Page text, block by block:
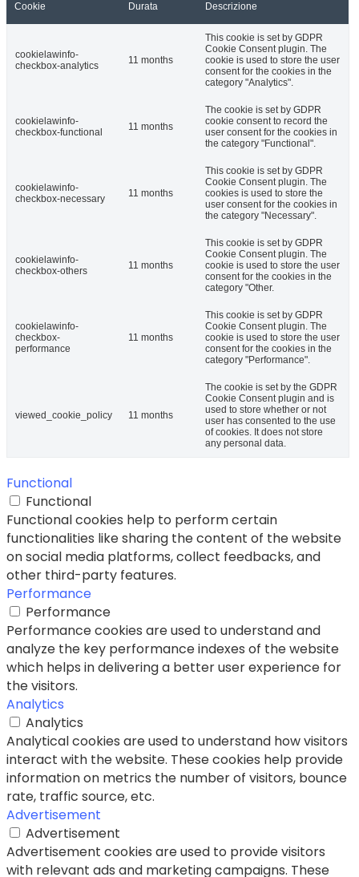
Cookie Durata Descrizione
cookielawinfo-
checkbox-analytics
11 months
This cookie is set by GDPR
Cookie Consent plugin. The
cookie is used to store the user
consent for the cookies in the
category "Analytics".
cookielawinfo-
checkbox-functional
11 months
The cookie is set by GDPR
cookie consent to record the
user consent for the cookies in
the category "Functional".
cookielawinfo-
checkbox-necessary
11 months
This cookie is set by GDPR
Cookie Consent plugin. The
cookies is used to store the
user consent for the cookies in
the category "Necessary".
cookielawinfo-
checkbox-others
11 months
This cookie is set by GDPR
Cookie Consent plugin. The
cookie is used to store the user
consent for the cookies in the
category "Other.
cookielawinfo-
checkbox-
performance
11 months
This cookie is set by GDPR
Cookie Consent plugin. The
cookie is used to store the user
consent for the cookies in the
category "Performance".
viewed_cookie_policy 11 months
The cookie is set by the GDPR
Cookie Consent plugin and is
used to store whether or not
user has consented to the use
of cookies. It does not store
any personal data.
Functional
Functional
Functional cookies help to perform certain
functionalities like sharing the content of the website
on social media platforms, collect feedbacks, and
other third-party features.
Performance
Performance
Performance cookies are used to understand and
analyze the key performance indexes of the website
which helps in delivering a better user experience for
the visitors.
Analytics
Analytics
Analytical cookies are used to understand how visitors
interact with the website. These cookies help provide
information on metrics the number of visitors, bounce
rate, traffic source, etc.
Advertisement
Advertisement
Advertisement cookies are used to provide visitors
with relevant ads and marketing campaigns. These